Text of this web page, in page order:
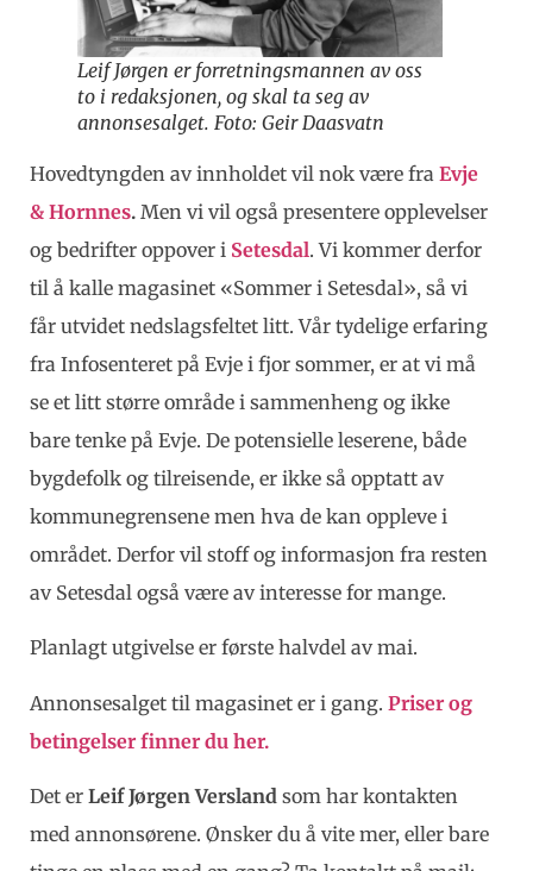
Leif Jørgen er forretningsmannen av oss
to i redaksjonen, og skal ta seg av
annonsesalget. Foto: Geir Daasvatn
Hovedtyngden av innholdet vil nok være fra Evje
& Hornnes. Men vi vil også presentere opplevelser
og bedrifter oppover i Setesdal. Vi kommer derfor
til å kalle magasinet «Sommer i Setesdal», så vi
får utvidet nedslagsfeltet litt. Vår tydelige erfaring
fra Infosenteret på Evje i fjor sommer, er at vi må
se et litt større område i sammenheng og ikke
bare tenke på Evje. De potensielle leserene, både
bygdefolk og tilreisende, er ikke så opptatt av
kommunegrensene men hva de kan oppleve i
området. Derfor vil stoff og informasjon fra resten
av Setesdal også være av interesse for mange.
Planlagt utgivelse er første halvdel av mai.
Annonsesalget til magasinet er i gang. Priser og
betingelser finner du her.
Det er Leif Jørgen Versland som har kontakten
med annonsørene. Ønsker du å vite mer, eller bare